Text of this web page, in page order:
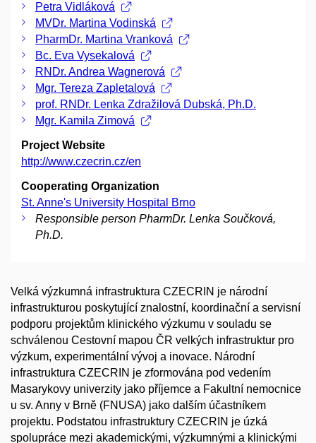
Petra Vidláková
MVDr. Martina Vodinská
PharmDr. Martina Vranková
Bc. Eva Vysekalová
RNDr. Andrea Wagnerová
Mgr. Tereza Zapletalová
prof. RNDr. Lenka Zdražilová Dubská, Ph.D.
Mgr. Kamila Zimová
Project Website
http://www.czecrin.cz/en
Cooperating Organization
St. Anne's University Hospital Brno
Responsible person PharmDr. Lenka Součková,
Ph.D.
Velká výzkumná infrastruktura CZECRIN je národní
infrastrukturou poskytující znalostní, koordinační a servisní
podporu projektům klinického výzkumu v souladu se
schválenou Cestovní mapou ČR velkých infrastruktur pro
výzkum, experimentální vývoj a inovace. Národní
infrastruktura CZECRIN je zformována pod vedením
Masarykovy univerzity jako příjemce a Fakultní nemocnice
u sv. Anny v Brně (FNUSA) jako dalším účastníkem
projektu. Podstatou infrastruktury CZECRIN je úzká
spolupráce mezi akademickými, výzkumnými a klinickými